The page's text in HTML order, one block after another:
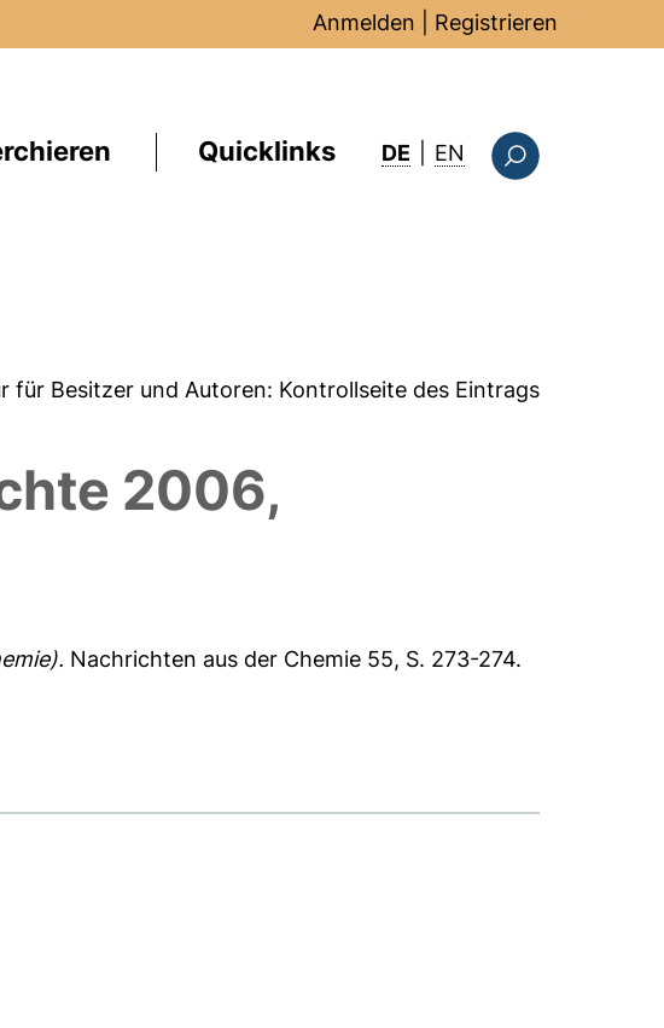
Anmelden Registrieren
Quicklinks DE EN : this page in
für Besitzer und Autoren: Kontrollseite des Eintrags
2006,
Nachrichten aus der Chemie 55, S. 273-274.